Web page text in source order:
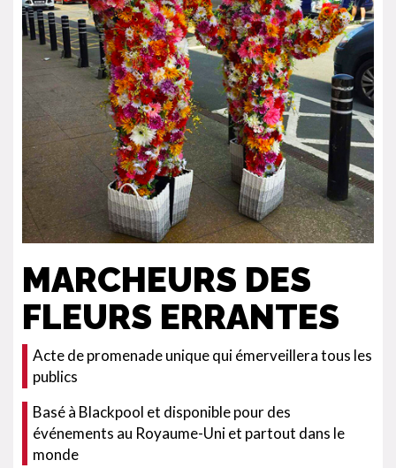
MARCHEURS DES
FLEURS ERRANTES
Acte de promenade unique qui émerveillera tous les
publics
Basé à Blackpool et disponible pour des
événements au Royaume-Uni et partout dans le
monde